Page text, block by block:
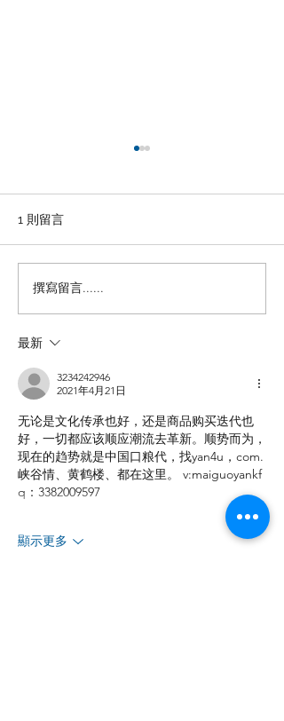
英中律师协会马年庆祝酒
会举办
1 則留言
撰寫留言......
最新
3234242946
2021年4月21日
无论是文化传承也好，还是商品购买迭代也
好，一切都应该顺应潮流去革新。顺势而为，
现在的趋势就是中国口粮代，找yan4u，com.
峡谷情、黄鹤楼、都在这里。 v:maiguoyankf
q：3382009597
顯示更多